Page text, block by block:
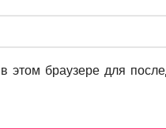
браузере для